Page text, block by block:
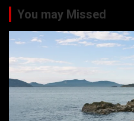
You may Missed